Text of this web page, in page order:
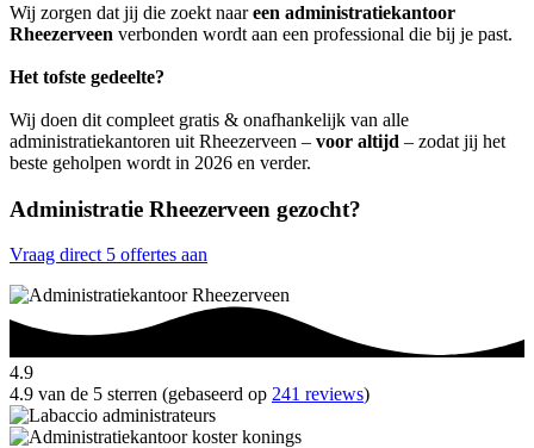
Wij zorgen dat jij die zoekt naareen administratiekantoor
Rheezerveen verbonden wordt aan een professional die bij je past.
Het tofste gedeelte?
Wij doen dit compleet gratis & onafhankelijk van alle
administratiekantoren uit Rheezerveen – voor altijd – zodat jij het
beste geholpen wordt in 2026 en verder.
Administratie Rheezerveen gezocht?
Vraag direct 5 offertes aan
4.9
4.9 van de 5 sterren (gebaseerd op 241 reviews)